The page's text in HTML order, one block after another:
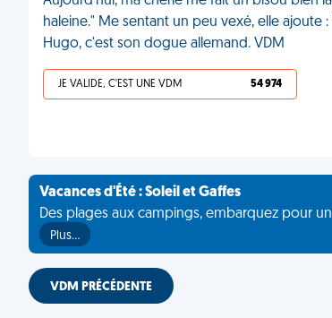
haleine." Me sentant un peu vexé, elle ajoute
Hugo, c'est son dogue allemand. VDM
JE VALIDE, C'EST UNE VDM 54 974
Vacances d'Été : Soleil et Gaffes
Des plages aux campings, embarquez pour
Plus…
VDM PRÉCÉDENTE